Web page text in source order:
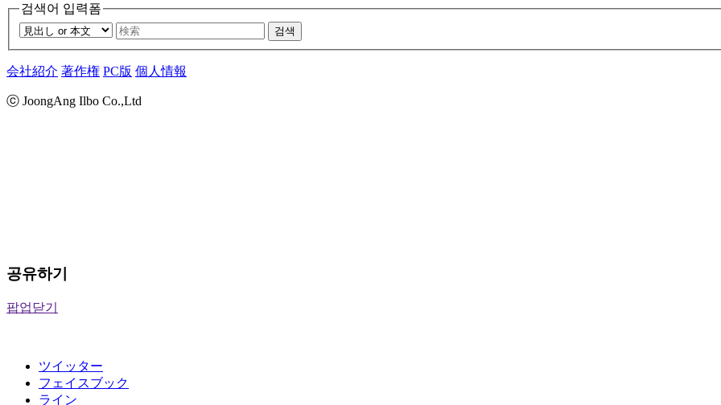
검색어 입력폼
검색
会社紹介 著作権 PC版 個人情報
ⓒ JoongAng Ilbo Co.,Ltd
공유하기
팝업닫기
ツイッター
フェイスブック
ライン